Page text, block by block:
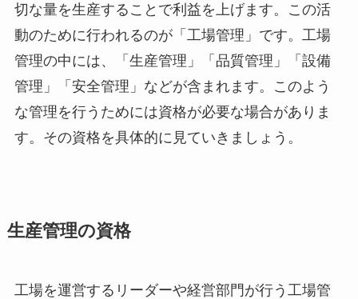
切な量を生産することで利益を上げます。この活
動のために行われるのが「工場管理」です。工場
管理の中には、「生産管理」「品質管理」「設備
管理」「安全管理」などが含まれます。このよう
な管理を行うためには資格が必要な場合がありま
す。その資格を具体的に見ていきましょう。
生産管理の資格
工場を運営するリーダーや経営部門が行う工場管